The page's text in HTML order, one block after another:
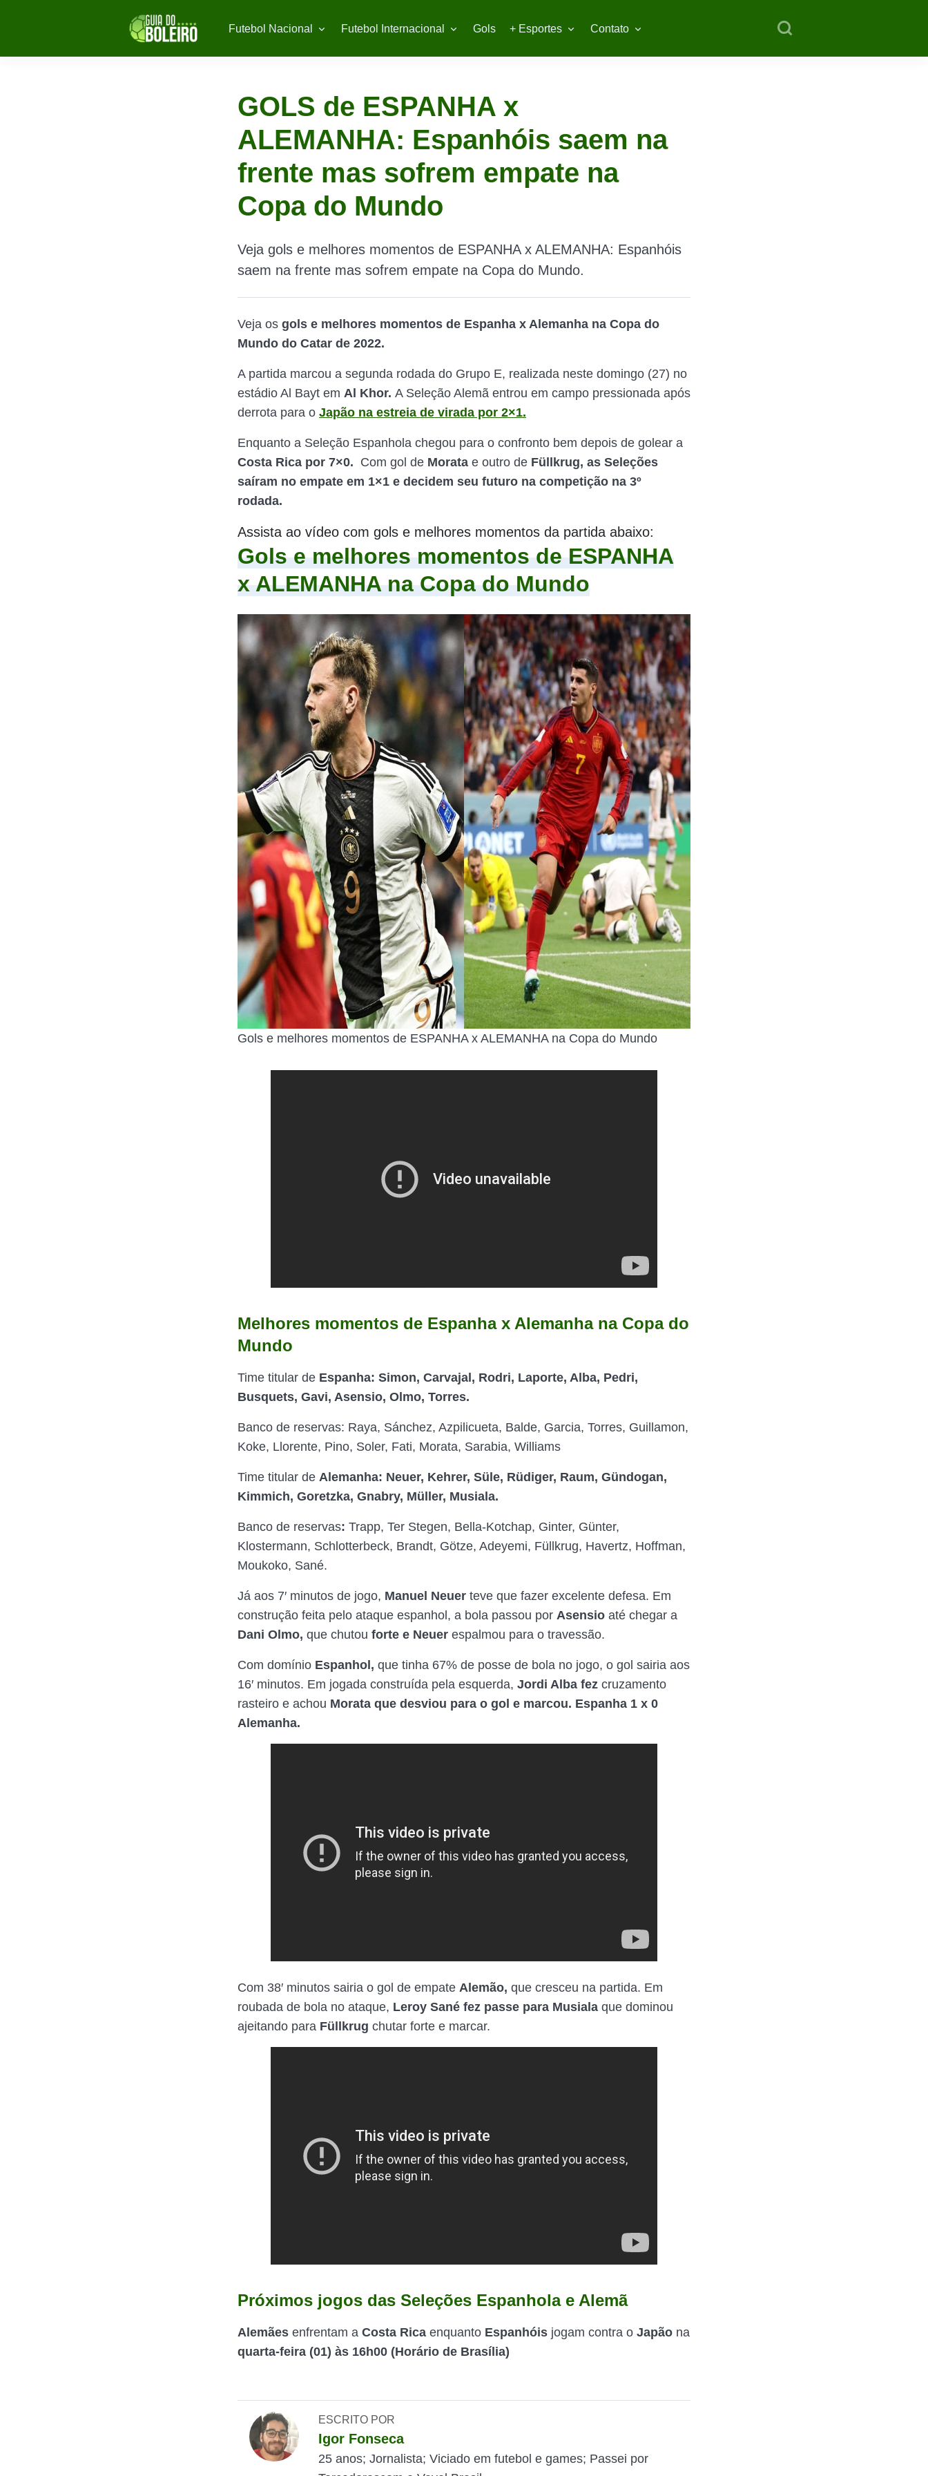
Futebol Nacional Futebol Internacional Gols + Esportes Contato
GOLS de ESPANHA x
ALEMANHA: Espanhóis saem na
frente mas sofrem empate na
Copa do Mundo
Veja gols e melhores momentos de ESPANHA x ALEMANHA: Espanhóis
saem na frente mas sofrem empate na Copa do Mundo.
Veja os gols e melhores momentos de Espanha x Alemanha na Copa do
Mundo do Catar de 2022.
A partida marcou a segunda rodada do Grupo E, realizada neste domingo (27) no
estádio Al Bayt em Al Khor. A Seleção Alemã entrou em campo pressionada após
derrota para o Japão na estreia de virada por 2×1.
Enquanto a Seleção Espanhola chegou para o confronto bem depois de golear a
Costa Rica por 7×0. Com gol de Morata e outro de Füllkrug, as Seleções
saíram no empate em 1×1 e decidem seu futuro na competição na 3º
rodada.
Assista ao vídeo com gols e melhores momentos da partida abaixo:
Gols e melhores momentos de ESPANHA
x ALEMANHA na Copa do Mundo
Gols e melhores momentos de ESPANHA x ALEMANHA na Copa do Mundo
Melhores momentos de Espanha x Alemanha na Copa do
Mundo
Time titular de Espanha: Simon, Carvajal, Rodri, Laporte, Alba, Pedri,
Busquets, Gavi, Asensio, Olmo, Torres.
Banco de reservas: Raya, Sánchez, Azpilicueta, Balde, Garcia, Torres, Guillamon,
Koke, Llorente, Pino, Soler, Fati, Morata, Sarabia, Williams
Time titular de Alemanha: Neuer, Kehrer, Süle, Rüdiger, Raum, Gündogan,
Kimmich, Goretzka, Gnabry, Müller, Musiala.
Banco de reservas: Trapp, Ter Stegen, Bella-Kotchap, Ginter, Günter,
Klostermann, Schlotterbeck, Brandt, Götze, Adeyemi, Füllkrug, Havertz, Hoffman,
Moukoko, Sané.
Já aos 7′ minutos de jogo, Manuel Neuer teve que fazer excelente defesa. Em
construção feita pelo ataque espanhol, a bola passou por Asensio até chegar a
Dani Olmo, que chutou forte e Neuer espalmou para o travessão.
Com domínio Espanhol, que tinha 67% de posse de bola no jogo, o gol sairia aos
16′ minutos. Em jogada construída pela esquerda, Jordi Alba fez cruzamento
rasteiro e achou Morata que desviou para o gol e marcou. Espanha 1 x 0
Alemanha.
Com 38′ minutos sairia o gol de empate Alemão, que cresceu na partida. Em
roubada de bola no ataque, Leroy Sané fez passe para Musiala que dominou
ajeitando para Füllkrug chutar forte e marcar.
Próximos jogos das Seleções Espanhola e Alemã
Alemães enfrentam a Costa Rica enquanto Espanhóis jogam contra o Japão na
quarta-feira (01) às 16h00 (Horário de Brasília)
ESCRITO POR
Igor Fonseca
25 anos; Jornalista; Viciado em futebol e games; Passei por